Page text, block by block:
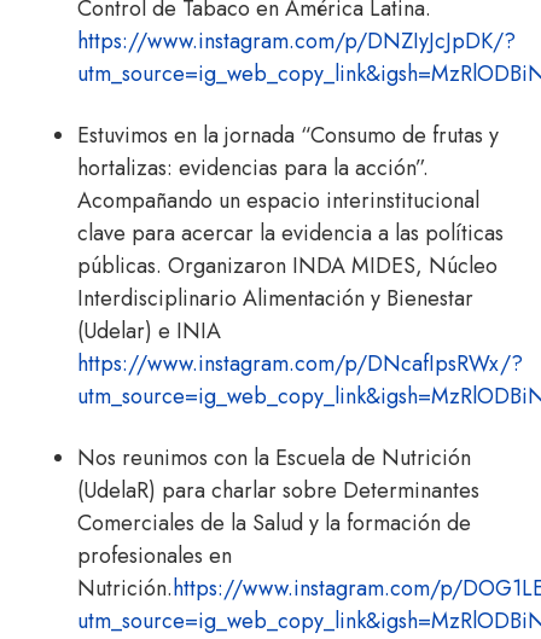
Control de Tabaco en América Latina.
https://www.instagram.com/p/DNZIyJcJpDK/?
Estuvimos en la jornada “Consumo de frutas y
hortalizas: evidencias para la acción”.
Acompañando un espacio interinstitucional
clave para acercar la evidencia a las políticas
públicas. Organizaron INDA MIDES, Núcleo
Interdisciplinario Alimentación y Bienestar
(Udelar) e INIA
https://www.instagram.com/p/DNcafIpsRWx/?
Nos reunimos con la Escuela de Nutrición
(UdelaR) para charlar sobre Determinantes
Comerciales de la Salud y la formación de
profesionales en
Nutrición.https://www.instagram.com/p/